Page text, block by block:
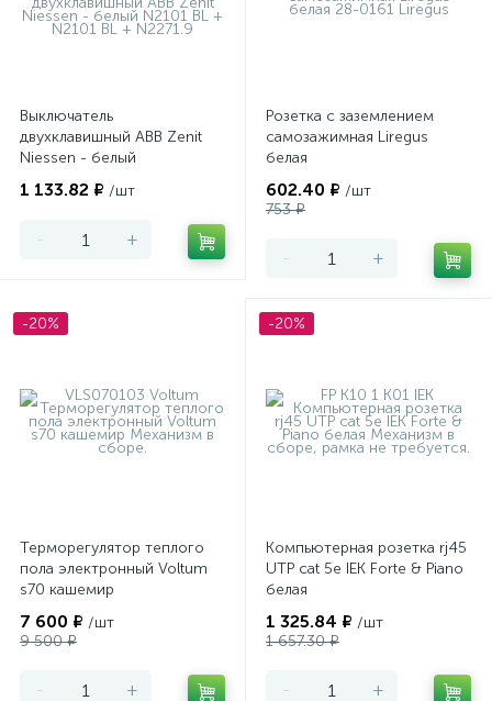
Выключатель
двухклавишный ABB Zenit
Niessen - белый
1 133.82 ₽ /шт
- +
Розетка с заземлением
самозажимная Liregus
белая
602.40 ₽ /шт
753 ₽
- +
-20%
Терморегулятор теплого
пола электронный Voltum
s70 кашемир
7 600 ₽ /шт
9 500 ₽
- +
-20%
Компьютерная розетка rj45
UTP cat 5e IEK Forte & Piano
белая
1 325.84 ₽ /шт
1 657.30 ₽
- +